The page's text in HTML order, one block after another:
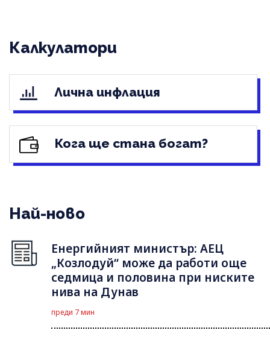
Калкулатори
Лична инфлация
Кога ще стана богат?
Най-ново
Енергийният министър: АЕЦ
„Козлодуй“ може да работи още
седмица и половина при ниските
нива на Дунав
преди 7 мин